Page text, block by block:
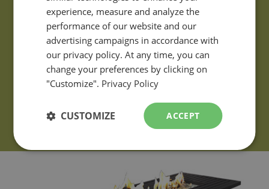
experience, measure and analyze the
performance of our website and our
advertising campaigns in accordance with
our privacy policy. At any time, you can
change your preferences by clicking on
"Customize". Privacy Policy
ACCEPT
CUSTOMIZE